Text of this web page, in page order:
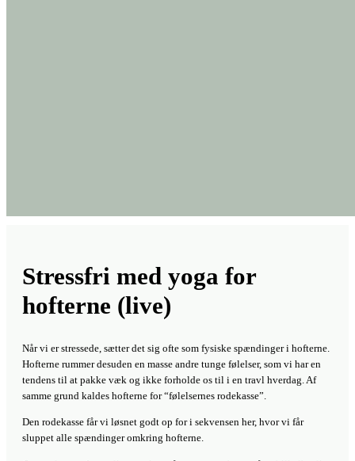
Stressfri med yoga for
hofterne (live)
Når vi er stressede, sætter det sig ofte som fysiske spændinger i hofterne.
Hofterne rummer desuden en masse andre tunge følelser, som vi har en
tendens til at pakke væk og ikke forholde os til i en travl hverdag. Af
samme grund kaldes hofterne for “følelsernes rodekasse”.
Den rodekasse får vi løsnet godt op for i sekvensen her, hvor vi får
sluppet alle spændinger omkring hofterne.